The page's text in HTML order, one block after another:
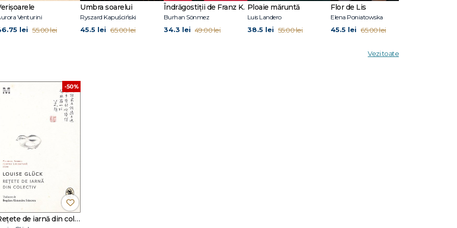
un volum atât de puternic este inventivitatea cu care autoarea reacționează nu
totul noi asupra lumii pe care și-o construiește."
The New York Times Book
voci din poezia americană contemporană. Este autoarea a douăsprezece
este laureata celor mai importante premii literare de peste ocean și din
1993,National Book Critics Circle Award 1985
Venturini
lei 55.00 lei
Umbra soarelui
Ryszard Kapuściński
45.5 lei 65.00 lei
Îndrăgostiții de Franz K.
Burhan Sönmez
34.3 lei 49.00 lei
Ploaie măruntă
Luis Landero
38.5 lei 55.00 lei
Flor de Lis
Elena Poniatowska
45.5 lei 65.00 lei
Vezi toate
-50%
Rețete de iarnă din colectiv